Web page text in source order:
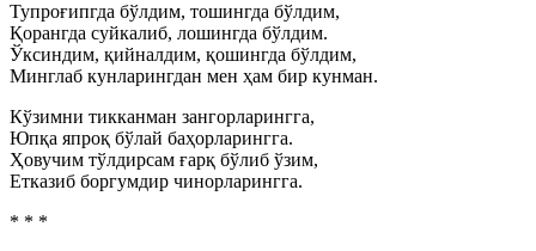
Тупроғипгда бўлдим, тошингда бўлдим,
Қорангда суйкалиб, лошингда бўлдим.
Ўксиндим, қийналдим, қошингда бўлдим,
Минглаб кунларингдан мен ҳам бир кунман.
Кўзимни тикканман зангорларингга,
Юпқа япроқ бўлай баҳорларингга.
Ҳовучим тўлдирсам ғарқ бўлиб ўзим,
Етказиб боргумдир чинорларингга.
* * *